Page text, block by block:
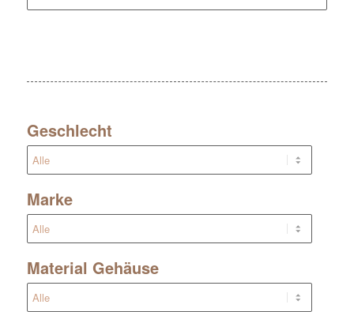
Geschlecht
Marke
Material Gehäuse